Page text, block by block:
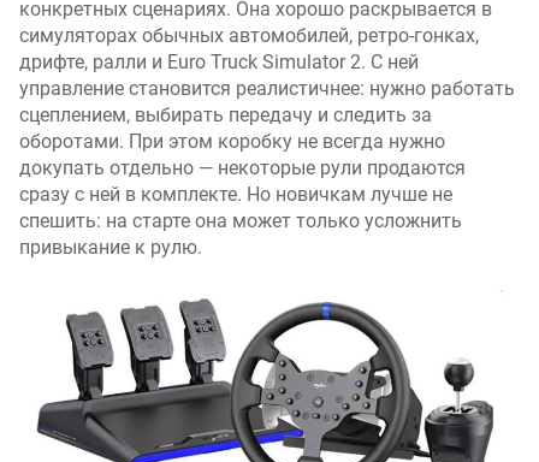
конкретных сценариях. Она хорошо раскрывается в
симуляторах обычных автомобилей, ретро-гонках,
дрифте, ралли и Euro Truck Simulator 2. С ней
управление становится реалистичнее: нужно работать
сцеплением, выбирать передачу и следить за
оборотами. При этом коробку не всегда нужно
докупать отдельно — некоторые рули продаются
сразу с ней в комплекте. Но новичкам лучше не
спешить: на старте она может только усложнить
привыкание к рулю.